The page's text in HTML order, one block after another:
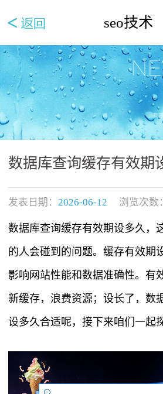
seo技术
数据库查询缓存有效期
发表日期： 2026-06-12 浏览次数：
数据库查询缓存有效期设多久，
的人会碰到的问题。缓存有效期
影响网站性能和数据准确性。有
新缓存，浪费资源；设长了，数
设多久合适呢，接下来咱们一起